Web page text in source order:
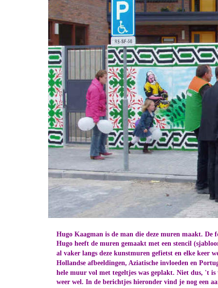
Hugo Kaagman is de man die deze muren maakt.
Hugo heeft de muren gemaakt met een stencil
al vaker langs deze kunstmuren gefietst en elke
Hollandse afbeeldingen, Aziatische invloeden en
hele muur vol met tegeltjes was geplakt. Niet dus, 't
weer wel. In de berichtjes hieronder vind je nog een